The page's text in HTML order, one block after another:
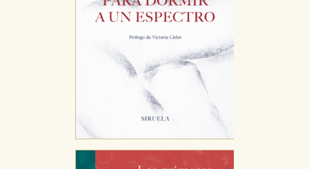
Estas cookies son necesarias para que nuestro sitio
web funcione y no es posible deshabilitarlas desde
nuestro sistema. Es posible hacerlo desde el
navegador, pero en ese caso es posible que algunas
áreas de nuestra web dejen de funcionar
Cookies de rendimiento y analíticas
Estas cookies se utilizan para mejorar su experiencia